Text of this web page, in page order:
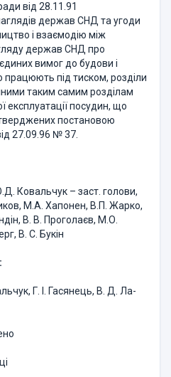
від 28.11.91
держав СНД та угоди
і взаємодію між
держав СНД про
вимог до будови і
під тиском, розділи
таким самим розділам
експлуатації посудин, що
постановою
27.09.96 № 37.
Ковальчук – заст. голови,
М.А. Хапонен, В.П. Жарко,
В. В. Проголаєв, М.О.
В. С. Букін
Г. І. Гасянець, В. Д. Ла­